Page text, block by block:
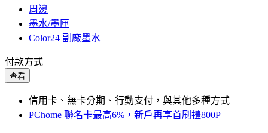
周邊
墨水/墨匣
Color24 副廠墨水
付款方式
查看
信用卡、無卡分期、行動支付，與其他多種方式
PChome 聯名卡最高6%，新戶再享首刷禮800P